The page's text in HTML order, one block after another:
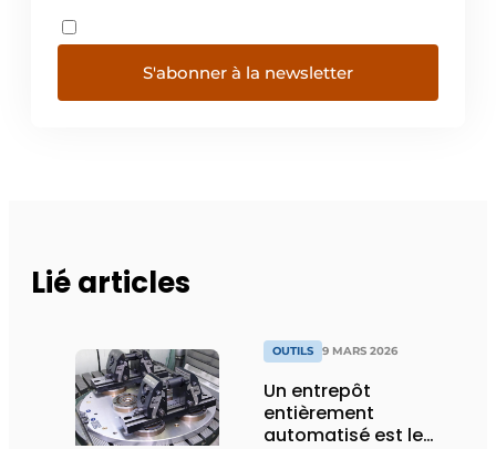
S'abonner à la newsletter
Lié articles
OUTILS 9 MARS 2026
Un entrepôt
entièrement
automatisé est le